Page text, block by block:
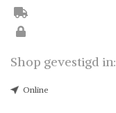
Shop gevestigd in:
Online